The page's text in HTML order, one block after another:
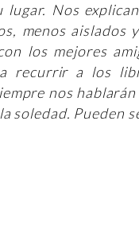
lugar. Nos
menos aislados
los mejores
recurrir a los
nos
soledad. Pueden